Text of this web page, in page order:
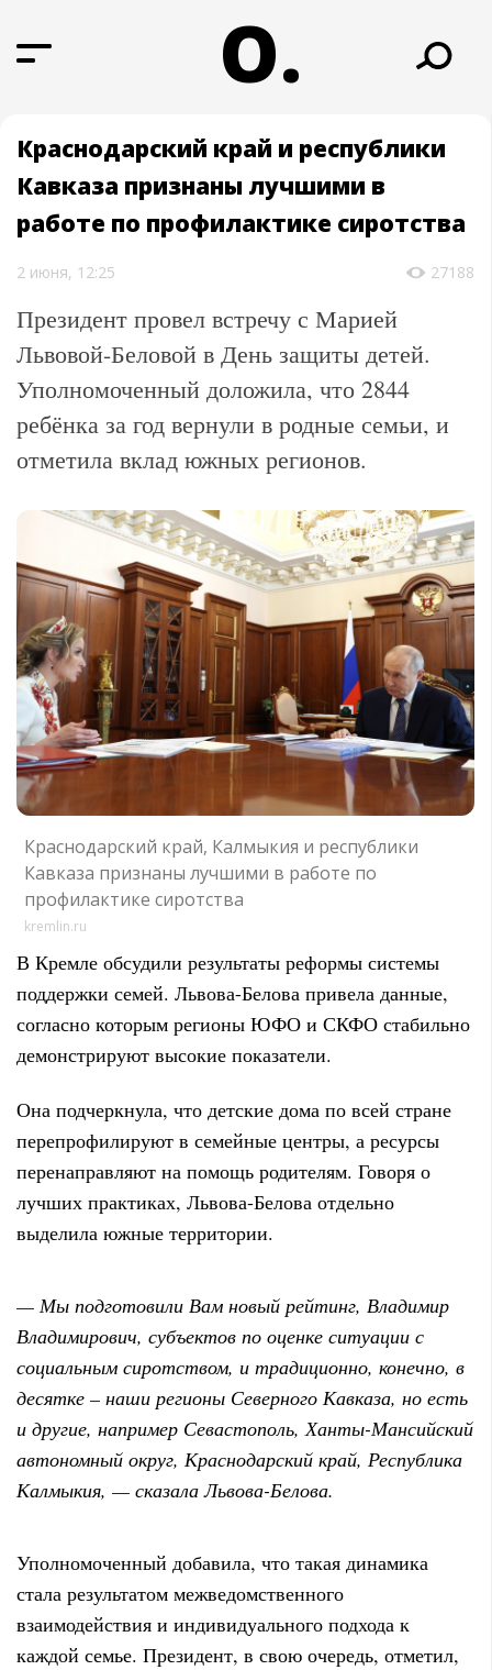
О.
Краснодарский край и республики
Кавказа признаны лучшими в
работе по профилактике сиротства
2 июня, 12:25 27188
Президент провел встречу с Марией
Львовой-Беловой в День защиты детей.
Уполномоченный доложила, что 2844
ребёнка за год вернули в родные семьи, и
отметила вклад южных регионов.
Краснодарский край, Калмыкия и республики
Кавказа признаны лучшими в работе по
профилактике сиротства
kremlin.ru
В Кремле обсудили результаты реформы системы
поддержки семей. Львова-Белова привела данные,
согласно которым регионы ЮФО и СКФО стабильно
демонстрируют высокие показатели.
Она подчеркнула, что детские дома по всей стране
перепрофилируют в семейные центры, а ресурсы
перенаправляют на помощь родителям. Говоря о
лучших практиках, Львова-Белова отдельно
выделила южные территории.
— Мы подготовили Вам новый рейтинг, Владимир
Владимирович, субъектов по оценке ситуации с
социальным сиротством, и традиционно, конечно, в
десятке – наши регионы Северного Кавказа, но есть
и другие, например Севастополь, Ханты-Мансийский
автономный округ, Краснодарский край, Республика
Калмыкия, — сказала Львова-Белова.
Уполномоченный добавила, что такая динамика
стала результатом межведомственного
взаимодействия и индивидуального подхода к
каждой семье. Президент, в свою очередь, отметил,